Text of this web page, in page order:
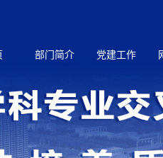
部门简介 党建工作